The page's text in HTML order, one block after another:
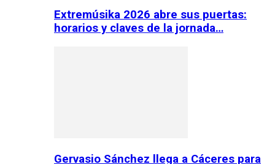
Extremúsika 2026 abre sus puertas:
horarios y claves de la jornada…
Gervasio Sánchez llega a Cáceres para